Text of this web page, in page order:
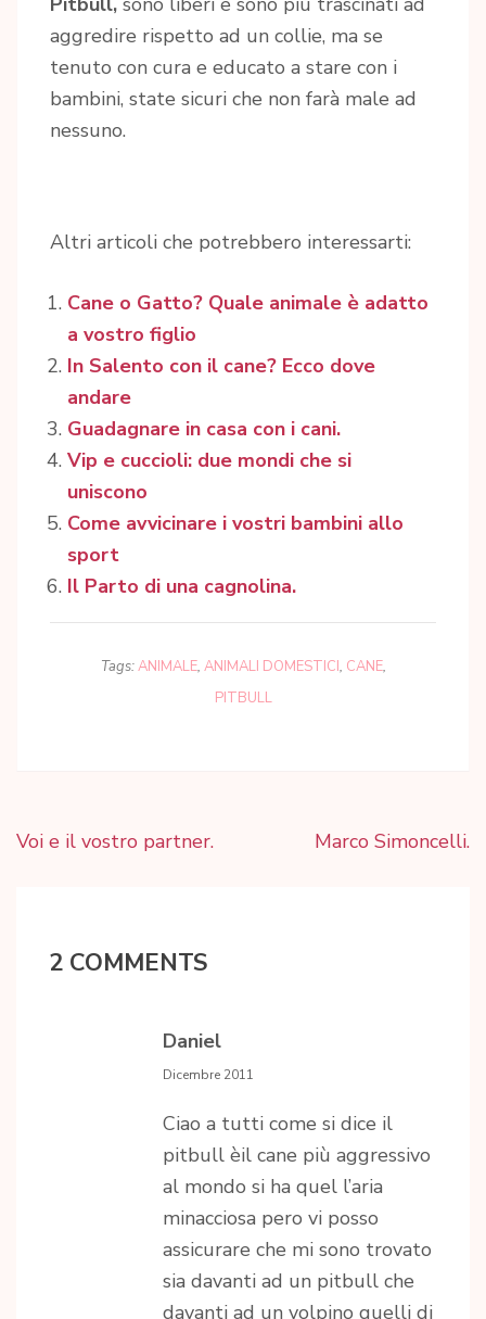
aggredire rispetto ad un collie, ma se
tenuto con cura e educato a stare con i
bambini, state sicuri che non farà male ad
nessuno.
Altri articoli che potrebbero interessarti:
Cane o Gatto? Quale animale è adatto
a vostro figlio
In Salento con il cane? Ecco dove
andare
Guadagnare in casa con i cani.
Vip e cuccioli: due mondi che si
uniscono
Come avvicinare i vostri bambini allo
sport
Il Parto di una cagnolina.
Tags:ANIMALE, ANIMALI DOMESTICI, CANE,
PITBULL
Navigazione
Voi e il vostro partner. Marco Simoncelli.
2 COMMENTS
Daniel
Dicembre 2011
Ciao a tutti come si dice il
pitbull èil cane più aggressivo
al mondo si ha quel l’aria
minacciosa pero vi posso
assicurare che mi sono trovato
sia davanti ad un pitbull che
davanti ad un volpino quelli di